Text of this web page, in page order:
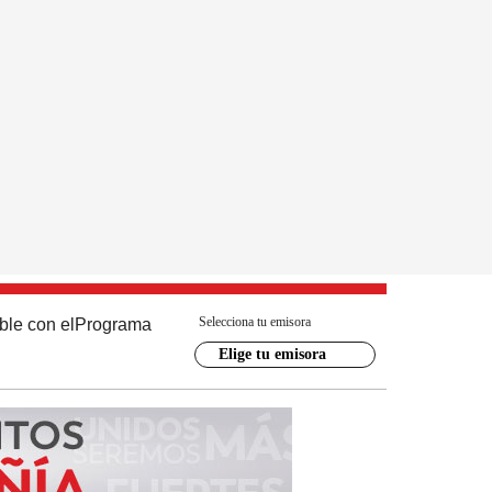
con el Programa Selecciona tu emisora
Elige tu emisora